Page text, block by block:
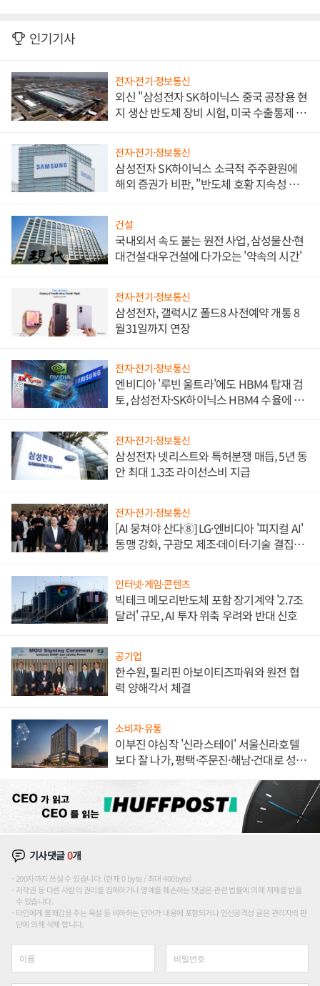
인기기사
전자·전기·정보통신
외신 "삼성전자 SK하이닉스 중국 공장용 현
지 생산 반도체 장비 시험, 미국 수출통제 대
전자·전기·정보통신
삼성전자 SK하이닉스 소극적 주주환원에
해외 증권가 비판, "반도체 호황 지속성 의
건설
국내외서 속도 붙는 원전 사업, 삼성물산·현
대건설·대우건설에 다가오는 '약속의 시간'
전자·전기·정보통신
삼성전자, 갤럭시Z 폴드8 사전예약 개통 8
월31일까지 연장
전자·전기·정보통신
엔비디아 '루빈 울트라'에도 HBM4 탑재 검
토, 삼성전자·SK하이닉스 HBM4 수율에 주
전자·전기·정보통신
삼성전자 넷리스트와 특허분쟁 매듭, 5년 동
안 최대 1.3조 라이선스비 지급
전자·전기·정보통신
[AI 뭉쳐야 산다⑧] LG·엔비디아 '피지컬 AI'
동맹 강화, 구광모 제조·데이터·기술 결집
인터넷·게임·콘텐츠
빅테크 메모리반도체 포함 장기계약 '2.7조
달러' 규모, AI 투자 위축 우려와 반대 신호
공기업
한수원, 필리핀 아보이티즈파워와 원전 협
력 양해각서 체결
소비자·유통
이부진 야심작 '신라스테이' 서울신라호텔
보다 잘 나가, 평택·주문진·해남·건대로 성
기사댓글0개
200자까지 쓰실 수 있습니다. (현재 0 byte / 최대 400byte)
저작권 등 다른 사람의 권리를 침해하거나 명예를 훼손하는 댓글은 관련 법률에 의해 제재를 받을
수 있습니다.
타인에게 불쾌감을 주는 욕설 등 비하하는 단어가 내용에 포함되거나 인신공격성 글은 관리자의 판
단에 의해 삭제 합니다.